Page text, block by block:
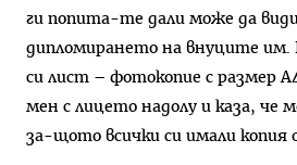
ги попита-те дали може да
дипломирането на внуците им.
си лист – фотокопие с размер
мен с лицето надолу и каза, че
за-щото всички си имали копия